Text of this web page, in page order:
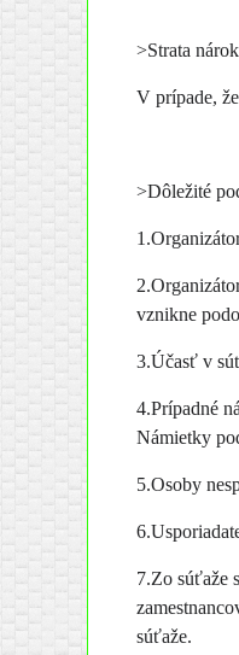
>Strata
V prípade,
>Dôležité
vznikne
3.Účasť v
4.Prípadné
Námietky
5.Osoby
7.Zo súťaže
súťaže.